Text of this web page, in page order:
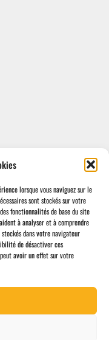
lorsque vous naviguez sur le
sont stockés sur votre
fonctionnalités de base du site
à analyser et à comprendre
dans votre navigateur
de désactiver ces
avoir un effet sur votre
totale. Si vous ne
n'hésitez pas à
directement.